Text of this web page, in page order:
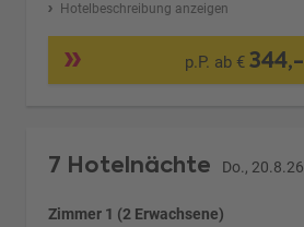
Hotelbeschreibung anzeigen
p.P. ab €344,-
7 Hotelnächte Do., 20.8.26
Zimmer 1 (2 Erwachsene)